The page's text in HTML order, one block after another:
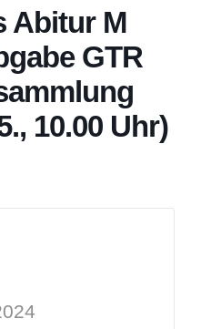
Abitur M
GTR
10.00 Uhr)